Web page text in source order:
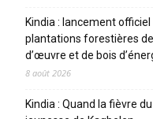
Kindia : lancement
plantations forestières
d’œuvre et de bois
8 août 2026
Kindia : Quand la fièvre